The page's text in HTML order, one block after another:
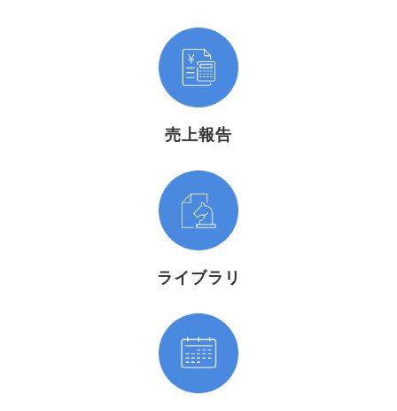
売上報告
ライブラリ